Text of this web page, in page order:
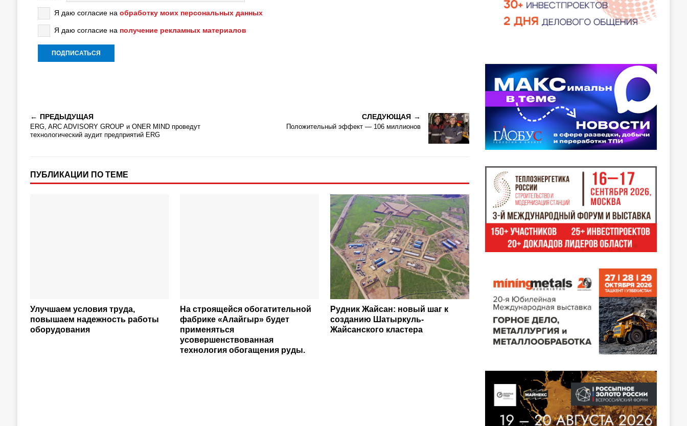
Я даю согласие на обработку моих персональных данных
Я даю согласие на получение рекламных материалов
ПРЕДЫДУЩАЯ
ERG, ARC ADVISORY GROUP и ONER MIND проведут
технологический аудит предприятий ERG
СЛЕДУЮЩАЯ
Положительный эффект — 106 миллионов
ПУБЛИКАЦИИ ПО ТЕМЕ
Улучшаем условия труда,
повышаем надежность работы
оборудования
На строящейся обогатительной
фабрике «Алайгыр» будет
применяться
усовершенствованная
технология обогащения руды.
Рудник Жайсан: новый шаг к
созданию Шатыркуль-
Жайсанского кластера